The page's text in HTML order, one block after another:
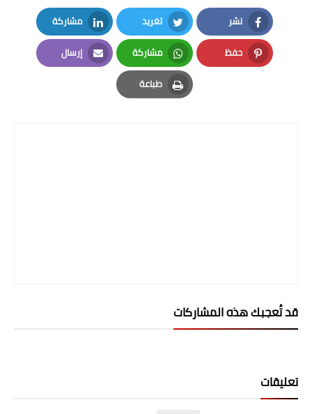
المرحلة الابتدائية
المرحلة المتوسطة
المرحلة الاعدادية
نشر
Facebook
تغريد
Twitter
مشاركة
LinkedIn
حفظ
Pinterest
مشاركة
Whatsapp
إرسال
Email
طباعة
Print
قد تُعجبك هذه المشاركات
تعليقات